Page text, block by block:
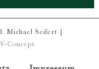
Michael Seifert |
Concept